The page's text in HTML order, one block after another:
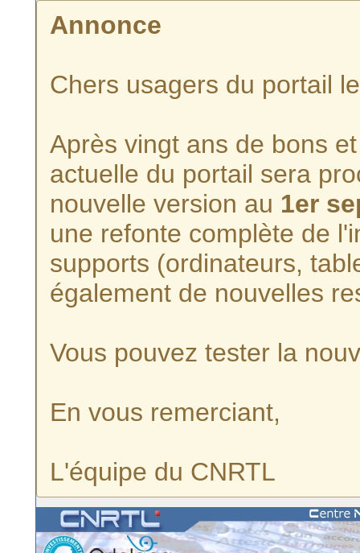
Annonce
Chers usagers du portail
Après vingt ans de bons
actuelle du portail sera
nouvelle version au 1er
une refonte complète de
supports (ordinateurs,
également de nouvelles
Vous pouvez tester la
En vous remerciant,
L'équipe du CNRTL